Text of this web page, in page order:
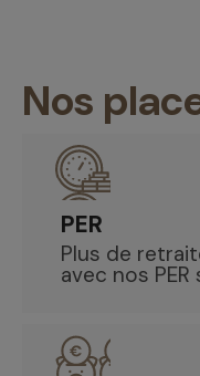
Nos
PER
Plus de
avec nos